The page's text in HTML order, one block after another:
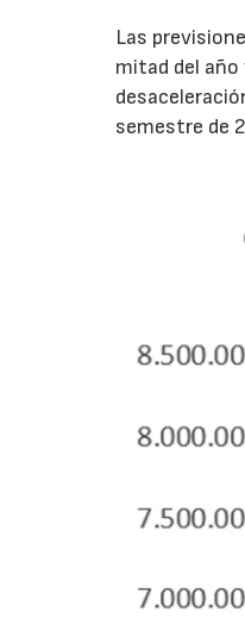
Las
mitad del
semestre de